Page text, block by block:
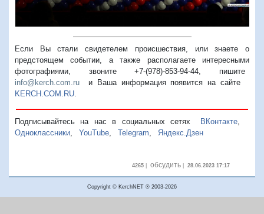
Если Вы стали свидетелем происшествия, или знаете о
предстоящем событии, а также располагаете интересными
фотографиями, звоните +7-(978)-853-94-44, пишите
info@kerch.com.ru и Ваша информация появится на сайте
KERCH.COM.RU.
Подписывайтесь на нас в социальных сетях ВКонтакте,
Одноклассники, YouTube, Telegram, Яндекс.Дзен
4265| обсудить| 28.06.2023 17:17
Copyright © KerchNET ® 2003-2026